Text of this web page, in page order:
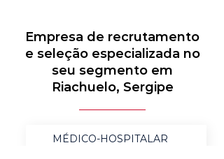
Empresa de recrutamento
e seleção especializada no
seu segmento em
Riachuelo, Sergipe
MÉDICO-HOSPITALAR